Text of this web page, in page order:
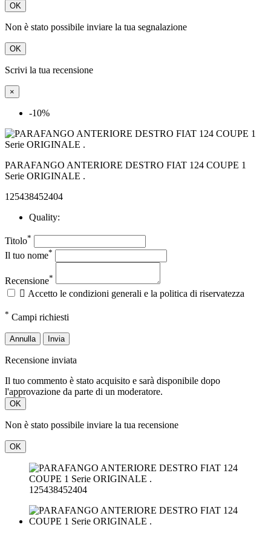
OK
Non è stato possibile inviare la tua segnalazione
OK
Scrivi la tua recensione
×
-10%
PARAFANGO ANTERIORE DESTRO FIAT 124 COUPE 1
Serie ORIGINALE .
125438452404
Quality:
Titolo*
Il tuo nome*
Recensione*
 Accetto le condizioni generali e la politica di riservatezza
* Campi richiesti
Annulla Invia
Recensione inviata
Il tuo commento è stato acquisito e sarà disponibile dopo
l'approvazione da parte di un moderatore.
OK
Non è stato possibile inviare la tua recensione
OK
125438452404